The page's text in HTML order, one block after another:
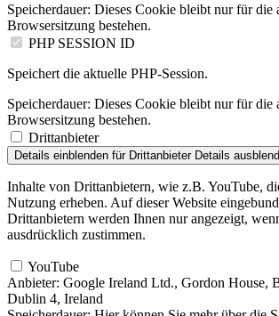
Speicherdauer: Dieses Cookie bleibt nur für die
Browsersitzung bestehen.
PHP SESSION ID
Speichert die aktuelle PHP-Session.
Speicherdauer: Dieses Cookie bleibt nur für die
Browsersitzung bestehen.
Drittanbieter
Details einblenden für Drittanbieter Details
Inhalte von Drittanbietern, wie z.B. YouTube,
Nutzung erheben. Auf dieser Website
Drittanbietern werden Ihnen nur angezeigt,
ausdrücklich zustimmen.
YouTube
Anbieter: Google Ireland Ltd., Gordon House,
Dublin 4, Ireland